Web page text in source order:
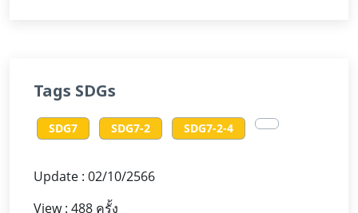
Tags SDGs
SDG7 SDG7-2 SDG7-2-4
Update : 02/10/2566
View : 488 ครั้ง